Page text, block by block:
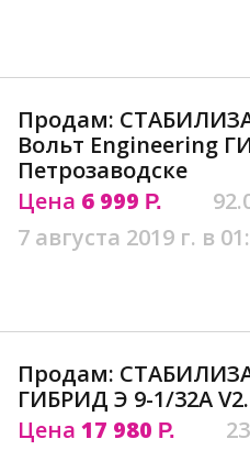
Продам:
Вольт Engineering
Петрозаводске
Цена 6 999 Р.
7 августа 2019 г. в
Продам:
ГИБРИД Э 9-1/32A
Цена 17 980 Р.